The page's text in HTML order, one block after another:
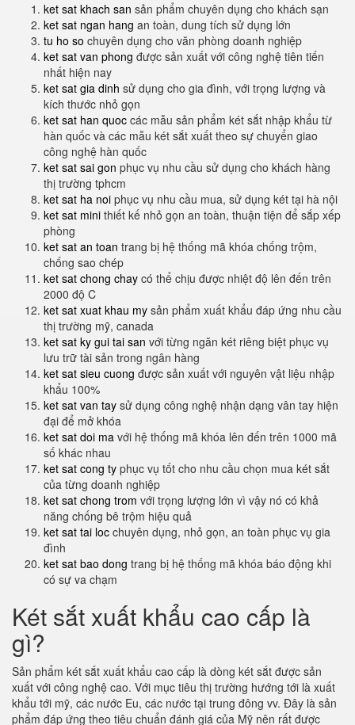
ket sat khach san sản phẩm chuyên dụng cho khách sạn
ket sat ngan hang an toàn, dung tích sử dụng lớn
tu ho so chuyên dụng cho văn phòng doanh nghiệp
ket sat van phong được sản xuất với công nghệ tiên tiến
nhất hiện nay
ket sat gia dinh sử dụng cho gia đình, với trọng lượng và
kích thước nhỏ gọn
ket sat han quoc các mẫu sản phẩm két sắt nhập khẩu từ
hàn quốc và các mẫu két sắt xuất theo sự chuyển giao
công nghệ hàn quốc
ket sat sai gon phục vụ nhu cầu sử dụng cho khách hàng
thị trường tphcm
ket sat ha noi phục vụ nhu cầu mua, sử dụng két tại hà nội
ket sat mini thiết kế nhỏ gọn an toàn, thuận tiện để sắp xếp
phòng
ket sat an toan trang bị hệ thống mã khóa chống trộm,
chống sao chép
ket sat chong chay có thể chịu được nhiệt độ lên đến trên
2000 độ C
ket sat xuat khau my sản phẩm xuất khẩu đáp ứng nhu cầu
thị trường mỹ, canada
ket sat ky gui tai san với từng ngăn két riêng biệt phục vụ
lưu trữ tài sản trong ngân hàng
ket sat sieu cuong được sản xuất với nguyên vật liệu nhập
khẩu 100%
ket sat van tay sử dụng công nghệ nhận dạng vân tay hiện
đại để mở khóa
ket sat doi ma với hệ thống mã khóa lên đến trên 1000 mã
số khác nhau
ket sat cong ty phục vụ tốt cho nhu cầu chọn mua két sắt
của từng doanh nghiệp
ket sat chong trom với trọng lượng lớn vì vậy nó có khả
năng chống bê trộm hiệu quả
ket sat tai loc chuyên dụng, nhỏ gọn, an toàn phục vụ gia
đình
ket sat bao dong trang bị hệ thống mã khóa báo động khi
có sự va chạm
Két sắt xuất khẩu cao cấp là
gì?
Sản phẩm két sắt xuất khẩu cao cấp là dòng két sắt được sản
xuất với công nghệ cao. Với mục tiêu thị trường hướng tới là xuất
khẩu tới mỹ, các nước Eu, các nước tại trung đông vv. Đây là sản
phẩm đáp ứng theo tiêu chuẩn đánh giá của Mỹ nên rất được